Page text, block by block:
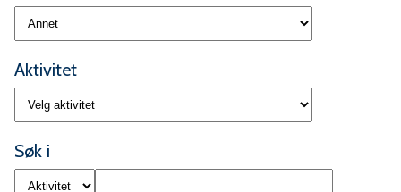
Aktivitet
Søk i